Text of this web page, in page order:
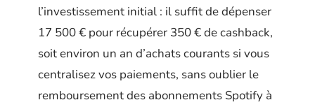
l’investissement initial : il suffit de dépenser
17 500 € pour récupérer 350 € de cashback,
soit environ un an d’achats courants si vous
centralisez vos paiements, sans oublier le
remboursement des abonnements Spotify à